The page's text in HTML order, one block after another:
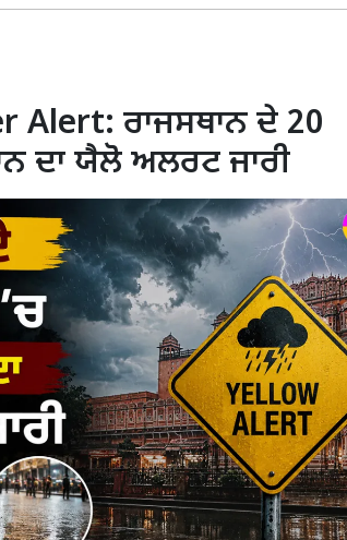
Alert: ਰਾਜਸਥਾਨ ਦੇ 20
ਦਾ ਯੈਲੋ ਅਲਰਟ ਜਾਰੀ